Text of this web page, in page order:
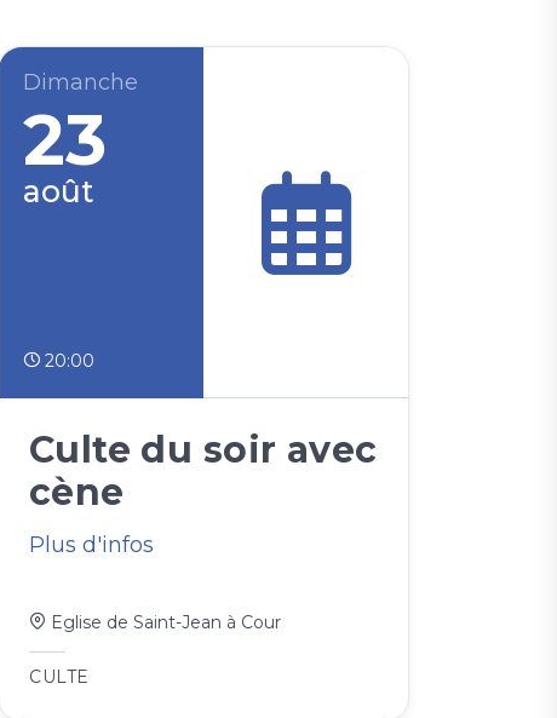
Dimanche
23
août
20:00
Culte du soir avec
cène
Plus d'infos
Eglise de Saint-Jean à Cour
CULTE